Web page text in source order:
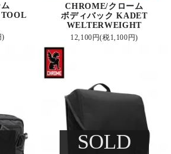
)
CHROME/クローム
ボディバック KADET
WELTERWEIGHT
12,100円(税1,100円)
SOLD